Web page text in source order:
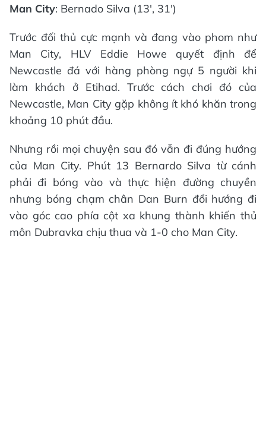
Man City: Bernado Silva (13', 31')
Trước đối thủ cực mạnh và đang vào phom như
Man City, HLV Eddie Howe quyết định để
Newcastle đá với hàng phòng ngự 5 người khi
làm khách ở Etihad. Trước cách chơi đó của
Newcastle, Man City gặp không ít khó khăn trong
khoảng 10 phút đầu.
Nhưng rồi mọi chuyện sau đó vẫn đi đúng hướng
của Man City. Phút 13 Bernardo Silva từ cánh
phải đi bóng vào và thực hiện đường chuyền
nhưng bóng chạm chân Dan Burn đổi hướng đi
vào góc cao phía cột xa khung thành khiến thủ
môn Dubravka chịu thua và 1-0 cho Man City.